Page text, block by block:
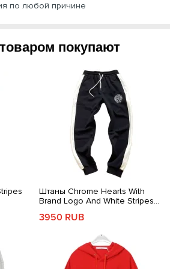
по любой причине
покупают
Штаны Chrome Hearts With
Brand Logo And White Stripes
3950 RUB